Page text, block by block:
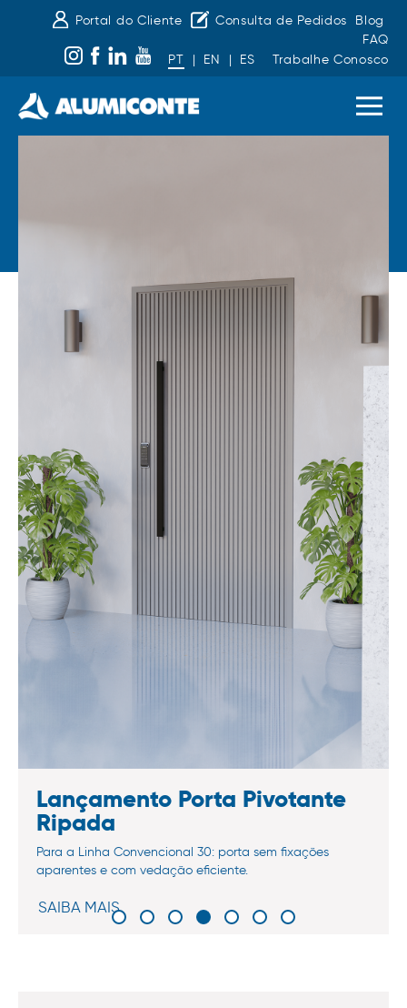
Portal do Cliente Consulta de Pedidos
Blog
FAQ
PT
| EN | ES Trabalhe Conosco
Lançamento Porta Pivotante
Ripada
Para a Linha Convencional 30: porta sem fixações
aparentes e com vedação eficiente.
SAIBA MAIS